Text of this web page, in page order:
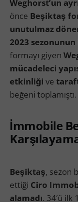
Weghorst’un
önce Beşiktaş
unutulmaz
2023 sezonunun
formayı giyen
mücadeleci
etkinliği ve
beğeni toplamıştı.
İmmobile
Beşiktaş, sezon
ettiği Ciro
alamadı. 34’ü ilk